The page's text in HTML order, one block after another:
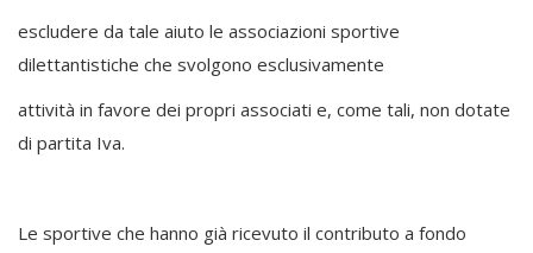
escludere da tale aiuto le associazioni sportive
dilettantistiche che svolgono esclusivamente
attività in favore dei propri associati e, come tali, non dotate
di partita Iva.
Le sportive che hanno già ricevuto il contributo a fondo